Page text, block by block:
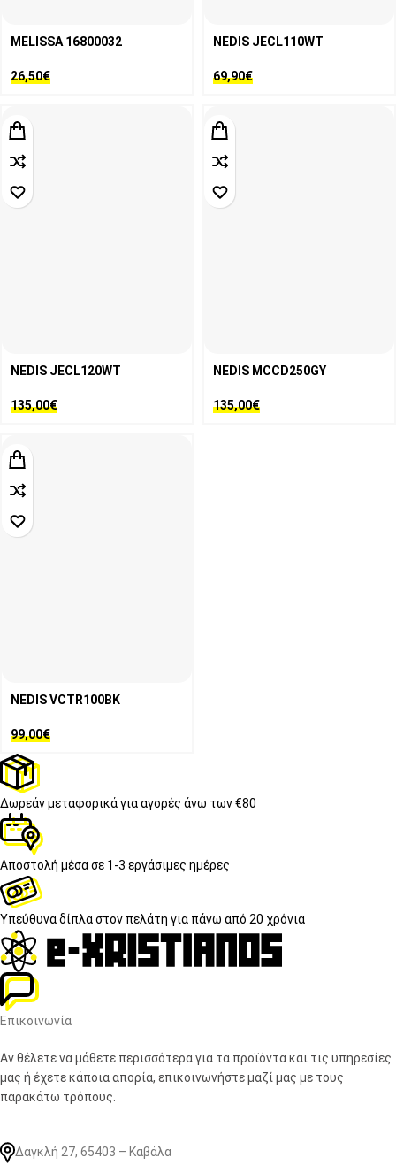
MELISSA 16800032
26,50€
NEDIS JECL110WT
69,90€
NEDIS JECL120WT
135,00€
NEDIS MCCD250GY
135,00€
NEDIS VCTR100BK
99,00€
Δωρεάν μεταφορικάγια αγορές άνω των €80
Αποστολή μέσα σε 1-3 εργάσιμες ημέρες
Υπεύθυνα δίπλα στον πελάτη για πάνω από 20 χρόνια
Επικοινωνία
Αν θέλετε να μάθετε περισσότερα για τα προϊόντα και τις υπηρεσίες
μας ή έχετε κάποια απορία, επικοινωνήστε μαζί μας με τους
παρακάτω τρόπους.
Δαγκλή 27, 65403 – Καβάλα